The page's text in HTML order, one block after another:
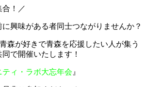
合！／
興味がある者同士つながりませんか？
森が好きで青森を応援したい人が集う
で開催いたします！
ィ・ラボ大忘年会』